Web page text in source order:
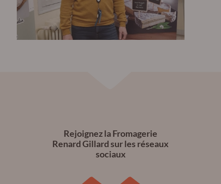
Rejoignez la Fromagerie
Renard Gillard sur les réseaux
sociaux